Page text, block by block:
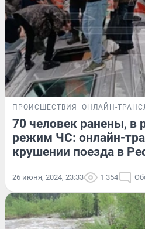
ПРОИСШЕСТВИЯ ОНЛАЙН-
70 человек ранены, в
режим ЧС: онлайн-
крушении поезда в
26 июня, 2024, 23:33 1 354